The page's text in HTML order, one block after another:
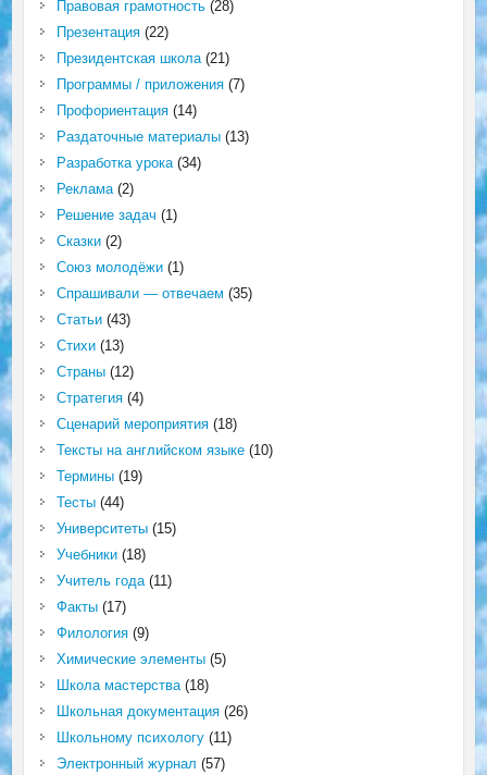
Правовая грамотность(28)
Презентация(22)
Президентская школа(21)
Программы / приложения(7)
Профориентация(14)
Раздаточные материалы(13)
Разработка урока(34)
Реклама(2)
Решение задач (1)
Сказки(2)
Союз молодёжи(1)
Спрашивали — отвечаем (35)
Статьи(43)
Стихи(13)
Страны(12)
Стратегия(4)
Сценарий мероприятия(18)
Тексты на английском языке(10)
Термины(19)
Тесты(44)
Университеты(15)
Учебники(18)
Учитель года(11)
Факты(17)
Филология(9)
Химические элементы(5)
Школа мастерства(18)
Школьная документация(26)
Школьному психологу(11)
Электронный журнал (57)